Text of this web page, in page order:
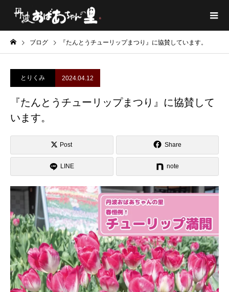
ブログ 『たんとうチューリップまつり』に協賛しています。
とりくみ 2024.04.12
『たんとうチューリップまつり』に協賛して
います。
Post Share
LINE note